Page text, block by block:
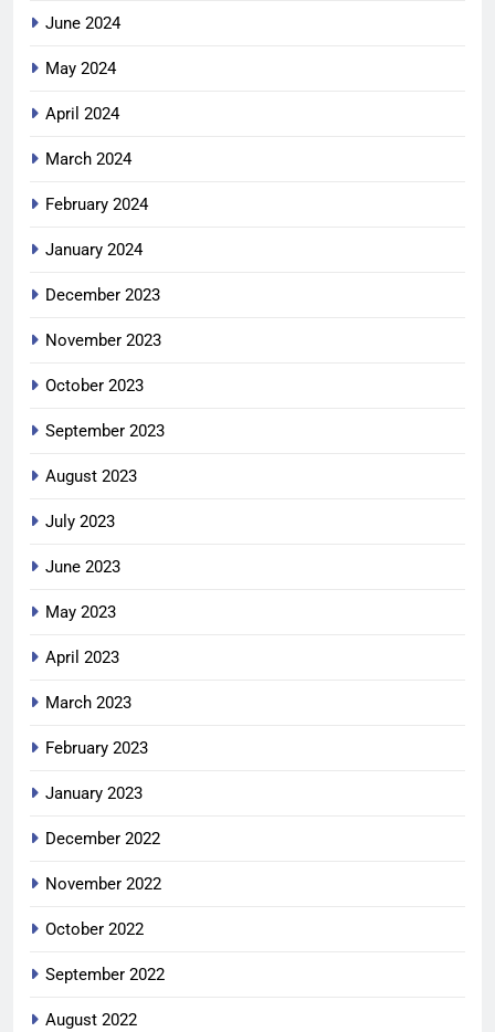
June 2024
May 2024
April 2024
March 2024
February 2024
January 2024
December 2023
November 2023
October 2023
September 2023
August 2023
July 2023
June 2023
May 2023
April 2023
March 2023
February 2023
January 2023
December 2022
November 2022
October 2022
September 2022
August 2022